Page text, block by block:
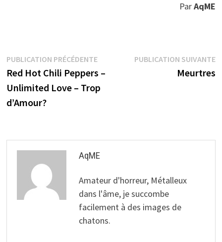
ParAqME
Navigation
de
l’article
PUBLICATION PRÉCÉDENTEPublication
précédente :
Red Hot Chili Peppers –
Unlimited Love – Trop
d’Amour?
PUBLICATION SUIVANTE
Meurtres
AqME
Amateur d'horreur, Métalleux
dans l'âme, je succombe
facilement à des images de
chatons.